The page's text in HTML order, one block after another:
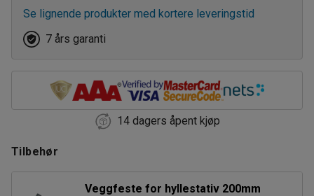
Se lignende produkter med kortere leveringstid
7 års garanti
14 dagers åpent kjøp
Tilbehør
Veggfeste for hyllestativ 200mm